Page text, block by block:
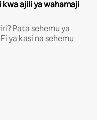
kwa ajili ya wahamaji
Pata sehemu ya
ya kasi na sehemu